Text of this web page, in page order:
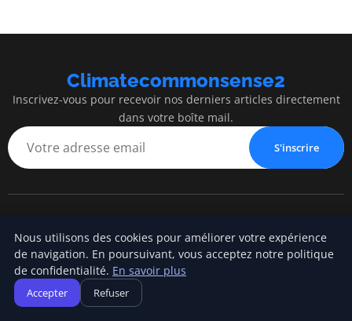
Climatecommonsense2
Inscrivez-vous pour recevoir nos derniers articles directement
dans votre boîte mail.
S'inscrire
Construire un monde plus durable, avec bon sens
Nous utilisons des cookies pour améliorer votre expérience
de navigation. En poursuivant, vous acceptez notre politique
de confidentialité. En savoir plus
Accepter Refuser